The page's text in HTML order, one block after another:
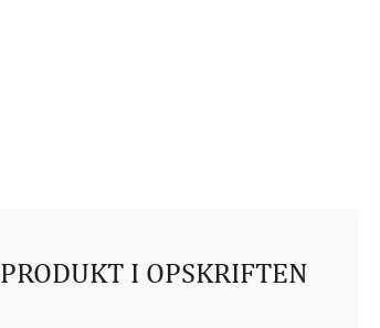
PRODUKT I OPSKRIFTEN